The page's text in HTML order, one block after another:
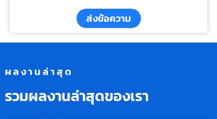
ส่งข้อความ
ผลงานล่าสุด
รวมผลงานล่าสุดของเรา